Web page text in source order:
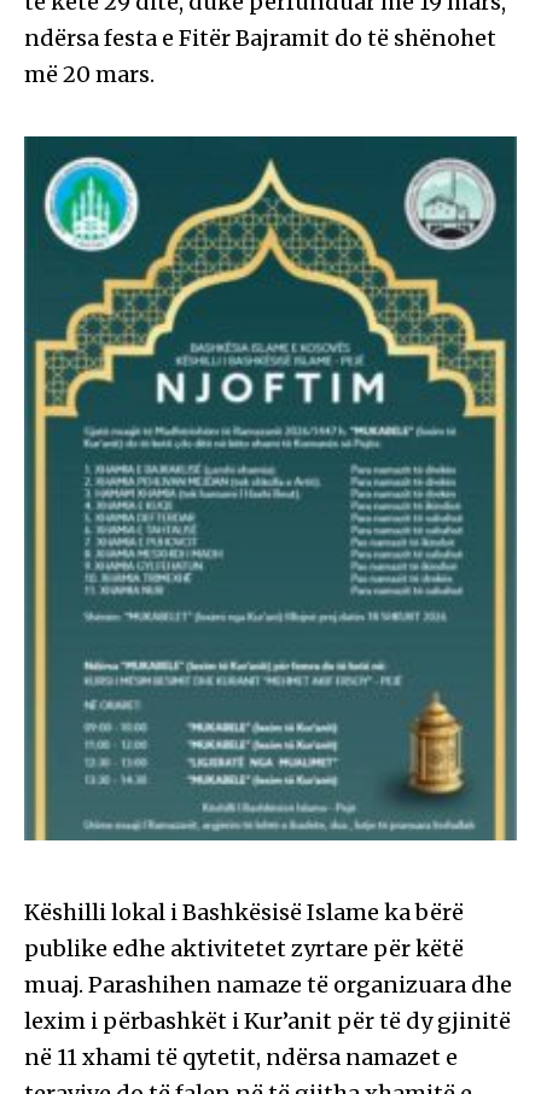
ndërsa festa e Fitër Bajramit do të shënohet
më 20 mars.
Këshilli lokal i Bashkësisë Islame ka bërë
publike edhe aktivitetet zyrtare për këtë
muaj. Parashihen namaze të organizuara dhe
lexim i përbashkët i Kur’anit për të dy gjinitë
në 11 xhami të qytetit, ndërsa namazet e